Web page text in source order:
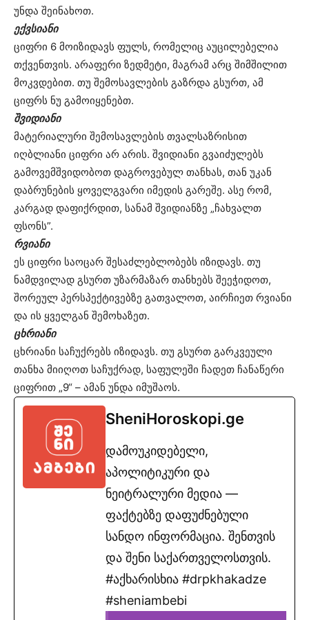
უნდა შეინახოთ.
ექვსიანი
ციფრი 6 მოიზიდავს ფულს, რომელიც აუცილებელია
თქვენთვის. არაფერი ზედმეტი, მაგრამ არც შიმშილით
მოკვდებით. თუ შემოსავლების გაზრდა გსურთ, ამ
ციფრს ნუ გამოიყენებთ.
შვიდიანი
მატერიალური შემოსავლების თვალსაზრისით
იღბლიანი ციფრი არ არის. შვიდიანი გვაიძულებს
გამოვემშვიდობოთ დაგროვებულ თანხას, თან უკან
დაბრუნების ყოველგვარი იმედის გარეშე. ასე რომ,
კარგად დაფიქრდით, სანამ შვიდიანზე „ჩახვალთ
ფსონს”.
რვიანი
ეს ციფრი საოცარ შესაძლებლობებს იზიდავს. თუ
ნამდვილად გსურთ უზარმაზარ თანხებს შეეჭიდოთ,
შორეულ პერსპექტივებზე გათვალოთ, აირჩიეთ რვიანი
და ის ყველგან შემოხაზეთ.
ცხრიანი
ცხრიანი საჩუქრებს იზიდავს. თუ გსურთ გარკვეული
თანხა მიიღოთ საჩუქრად, საფულეში ჩადეთ ჩანაწერი
ციფრით „9“ – ამან უნდა იმუშაოს.
SheniHoroskopi.ge
დამოუკიდებელი,
აპოლიტიკური და
ნეიტრალური მედია —
ფაქტებზე დაფუძნებული
სანდო ინფორმაცია. შენთვის
და შენი საქართველოსთვის.
#აქხარისხია #drpkhakadze
#sheniambebi